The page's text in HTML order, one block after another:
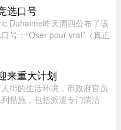
47.9% 的评论为负面，远高
立（ ...
选口号
Duhaime昨天周四公布了该
号：“Oser pour vrai”（真正
...
来重大计划
街的生活环境，市政府官员
措施，包括派遣专门清洁